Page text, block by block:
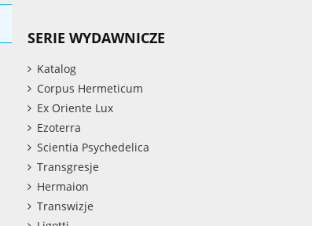
SERIE WYDAWNICZE
Katalog
Corpus Hermeticum
Ex Oriente Lux
Ezoterra
Scientia Psychedelica
Transgresje
Hermaion
Transwizje